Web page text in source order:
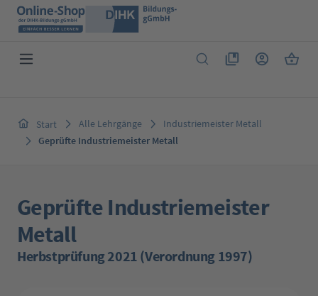
Zum Hauptinhalt springen
Du hast 0 Produkte
Start Alle Lehrgänge
Industriemeister Metall
Geprüfte Industriemeister Metall
Geprüfte Industriemeister
Metall
Herbstprüfung 2021 (Verordnung 1997)